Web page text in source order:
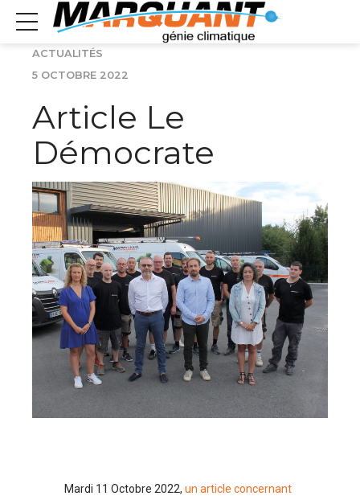
ACTUALITÉS
5 OCTOBRE 2022
Article Le
Démocrate
Mardi 11 Octobre 2022, un article concernant